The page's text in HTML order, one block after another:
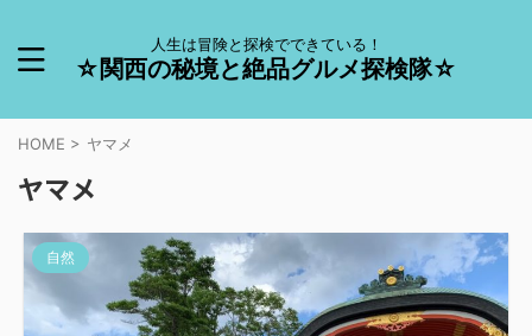
人生は冒険と探検でできている！
☆関西の秘境と絶品グルメ探検隊☆
HOME > ヤマメ
ヤマメ
自然